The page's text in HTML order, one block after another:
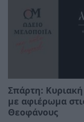
Σπάρτη:
με αφιέρωμα
Θεοφάνους